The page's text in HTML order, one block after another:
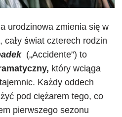
urodzinowa zmienia się w
cały świat czterech rodzin
(„Accidente”) to
który wciąga
Każdy oddech
pod ciężarem tego, co
pierwszego sezonu